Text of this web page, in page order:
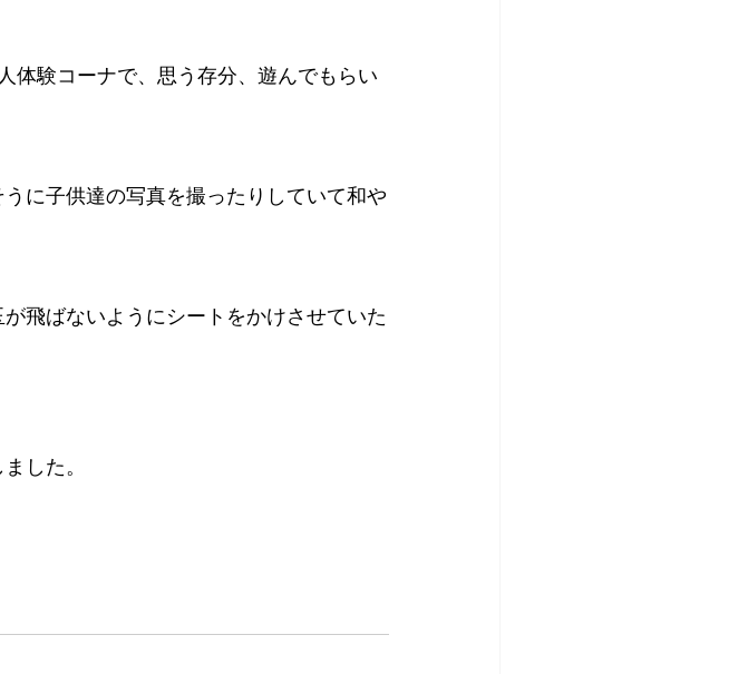
体験コーナで、思う存分、遊んでもらい
に子供達の写真を撮ったりしていて和や
飛ばないようにシートをかけさせていた
した。